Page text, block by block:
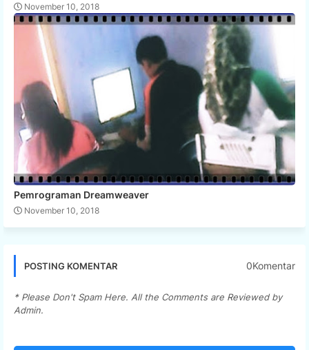
November 10, 2018
Pemrograman Dreamweaver
November 10, 2018
POSTING KOMENTAR 0Komentar
* Please Don't Spam Here. All the Comments are Reviewed by
Admin.